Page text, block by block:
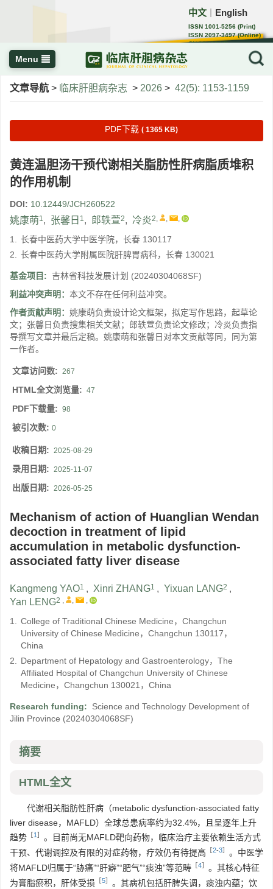
中文 English
ISSN 1001-5256 (Print)
ISSN 2097-3497 (Online)
CN 22-1108/R
Menu
文章导航 > 临床肝胆病杂志 > 2026 > 42(5): 1153-1159
PDF下载 ( 1365 KB)
黄连温胆汤干预代谢相关脂肪性肝病脂质堆积
的作用机制
DOI: 10.12449/JCH260522
姚康萌1, 张馨日 1, 郎轶萱2, 冷炎2, , ,
1. 长春中医药大学中医学院，长春 130117
2. 长春中医药大学附属医院肝脾胃病科，长春 130021
基金项目: 吉林省科技发展计划 (20240304068SF)
利益冲突声明： 本文不存在任何利益冲突。
作者贡献声明： 姚康萌负责设计论文框架，拟定写作思路，起草论
文；张馨日负责搜集相关文献；郎轶萱负责论文修改；冷炎负责指
导撰写文章并最后定稿。姚康萌和张馨日对本文贡献等同，同为第
一作者。
文章访问数: 267
HTML全文浏览量: 47
PDF下载量: 98
被引次数: 0
收稿日期: 2025-08-29
录用日期: 2025-11-07
出版日期: 2026-05-25
Mechanism of action of Huanglian Wendan
decoction in treatment of lipid
accumulation in metabolic dysfunction-
associated fatty liver disease
Kangmeng YAO1 , Xinri ZHANG1 , Yixuan LANG2 ,
Yan LENG2 , , ,
1. College of Traditional Chinese Medicine，Changchun
University of Chinese Medicine，Changchun 130117，
China
2. Department of Hepatology and Gastroenterology，The
Affiliated Hospital of Changchun University of Chinese
Medicine，Changchun 130021，China
Research funding:
Science and Technology Development of
Jilin Province (20240304068SF)
摘要
HTML全文
代谢相关脂肪性肝病（metabolic dysfunction-associated fatty
liver disease，MAFLD）全球总患病率约为32.4%，且呈逐年上升
趋势 ［1］ 。目前尚无MAFLD靶向药物，临床治疗主要依赖生活方式
干预、代谢调控及有限的对症药物，疗效仍有待提高 ［2-3］ 。中医学
将MAFLD归属于“胁痛”“肝癖”“肥气”“痰浊”等范畴 ［4］ 。其核心特征
为膏脂瘀积，肝体受损 ［5］ 。其病机包括肝脾失调，痰浊内蕴；饮